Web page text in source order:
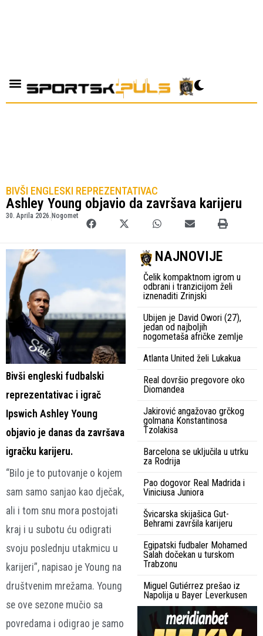
BIVŠI ENGLESKI REPREZENTATIVAC
Ashley Young objavio da završava karijeru
30. Aprila 2026. Nogomet
Bivši engleski fudbalski
reprezentativac i igrač
Ipswich Ashley Young
objavio je danas da završava
igračku karijeru.
“Bilo je to putovanje o kojem
sam samo sanjao kao dječak,
ali i tom snu mora postojati
kraj i u subotu ću odigrati
svoju poslednju utakmicu u
karijeri”, napisao je Young na
društvenim mrežama. Young
se ove sezone mučio sa
povredama i odigrao je samo
NAJNOVIJE
Čelik kompaktnom igrom u
odbrani i tranzicijom želi
iznenaditi Zrinjski
Ubijen je David Owori (27),
jedan od najboljih
nogometaša afričke zemlje
Atlanta United želi Lukakua
Real dovršio pregovore oko
Diomandea
Jakirović angažovao grčkog
golmana Konstantinosa
Tzolakisa
Barcelona se uključila u utrku
za Rodrija
Pao dogovor Real Madrida i
Viniciusa Juniora
Švicarska skijašica Gut-
Behrami završila karijeru
Egipatski fudbaler Mohamed
Salah dočekan u turskom
Trabzonu
Miguel Gutiérrez prešao iz
Napolija u Bayer Leverkusen